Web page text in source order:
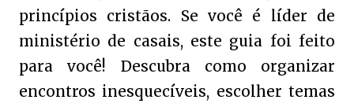
princípios cristãos. Se você é líder de
ministério de casais, este guia foi feito
para você! Descubra como organizar
encontros inesquecíveis, escolher temas